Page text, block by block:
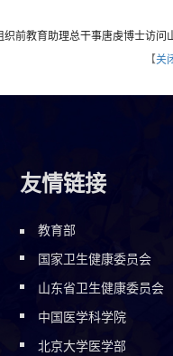
织前教育助理总干事唐虔博士访问
【关
友情链接
教育部
国家卫生健康委员会
山东省卫生健康委员会
中国医学科学院
北京大学医学部